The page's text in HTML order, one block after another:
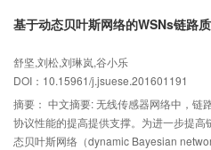
结合验证下，一个大规模、结构复杂的无
内实现了将可能存在的部分节点转化为休
态，不再产生、传递数据，从而降低传感
能量。因此本文提出的算法能够有效地
存在的数据冗余及巨大能量消耗问题，
冗余数据量，而且降低了无线传感网的
基于动态贝叶斯网络的WSNs链路
舒坚,刘松,刘琳岚,谷小乐
DOI：10.15961/j.jsuese.201601191
摘要： 中文摘要: 无线传感器网络中，链
协议性能的提高提供支撑。为进一步提
态贝叶斯网络（dynamic Bayesian